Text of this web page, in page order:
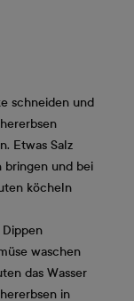
schneiden und
Etwas Salz
bringen und bei
köcheln
waschen
das Wasser
in